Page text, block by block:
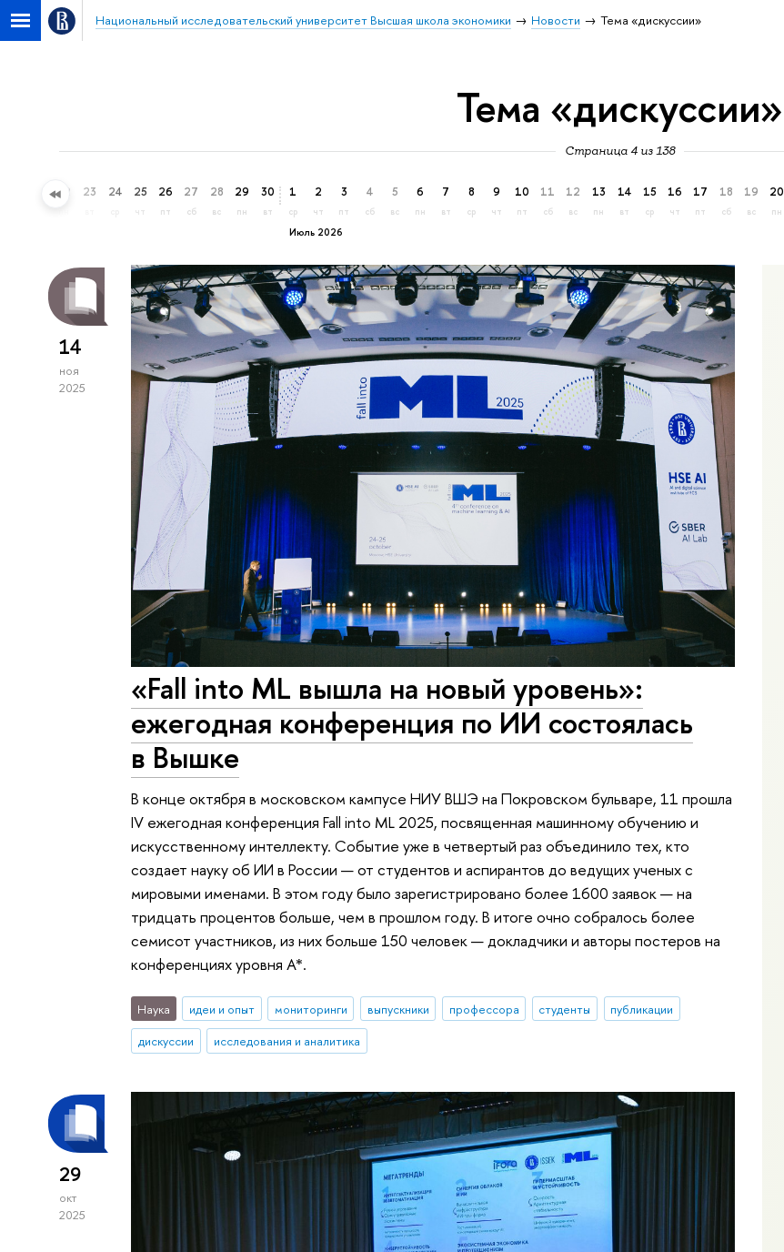
Национальный исследовательский университет Высшая школа экономики Новости Тема «дискуссии»
Тема «дискуссии»
Страница 4 из 138
22 23 24 25
чт
26
пт
27
сб
28
вс
29
пн
30
вт
Июль 2026
1
ср
2
чт
3
пт
4
сб
5
вс
6
пн
7
вт
8
ср
9
чт
10
пт
11
сб
12
вс
13
пн
14
вт
15
ср
16
чт
17
пт
18
сб
19
вс
20
пн
14
ноя
2025
«Fall into ML вышла на новый уровень»:
ежегодная конференция по ИИ состоялась
в Вышке
В конце октября в московском кампусе НИУ ВШЭ на Покровском бульваре, 11 прошла
IV ежегодная конференция Fall into ML 2025, посвященная машинному обучению и
искусственному интеллекту. Событие уже в четвертый раз объединило тех, кто
создает науку об ИИ в России — от студентов и аспирантов до ведущих ученых с
мировыми именами. В этом году было зарегистрировано более 1600 заявок — на
тридцать процентов больше, чем в прошлом году. В итоге очно собралось более
семисот участников, из них больше 150 человек — докладчики и авторы постеров на
конференциях уровня А*.
Наука идеи и опыт мониторинги выпускники профессора студенты
публикации
дискуссии
исследования и аналитика
29
окт
2025